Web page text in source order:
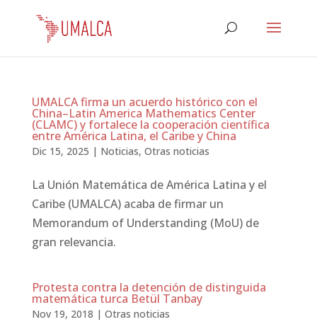
UMALCA firma un acuerdo histórico con el
China–Latin America Mathematics Center
(CLAMC) y fortalece la cooperación científica
entre América Latina, el Caribe y China
Dic 15, 2025 | Noticias, Otras noticias
La Unión Matemática de América Latina y el
Caribe (UMALCA) acaba de firmar un
Memorandum of Understanding (MoU) de
gran relevancia.
Protesta contra la detención de distinguida
matemática turca Betül Tanbay
Nov 19, 2018 | Otras noticias